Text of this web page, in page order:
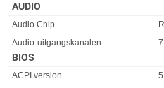
AUDIO
Eigenschap
Audio Chip
Audio-uitgangskanalen
BIOS
Eigenschap Waarde
ACPI version